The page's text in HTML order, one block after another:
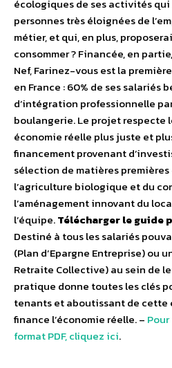
écologiques de ses activités
personnes très éloignées de
métier, et qui, en plus,
consommer ? Financée, en
Nef, Farinez-vous est la
en France : 60% de ses salariés
d’intégration professionnelle
boulangerie. Le projet respecte
économie réelle plus juste et
financement provenant
sélection de matières
l’agriculture biologique et du
l’aménagement innovant du
l’équipe.Télécharger le guide
Destiné à tous les salariés
(Plan d’Epargne Entreprise) ou
Retraite Collective) au sein de
pratique donne toutes les clés
tenants et aboutissant de cette
finance l’économie réelle. –
format PDF, cliquez ici.